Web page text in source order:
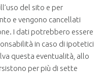
del sito e per
e vengono cancellati
I dati potrebbero essere
in caso di ipotetici
questa eventualità, allo
per più di sette